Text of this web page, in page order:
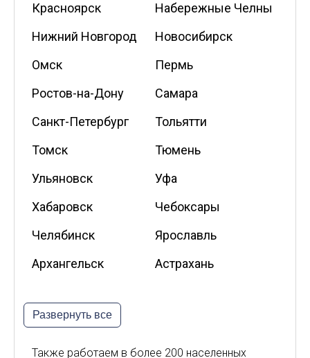
Красноярск
Набережные Челны
Нижний Новгород
Новосибирск
Омск
Пермь
Ростов-на-Дону
Самара
Санкт-Петербург
Тольятти
Томск
Тюмень
Ульяновск
Уфа
Хабаровск
Чебоксары
Челябинск
Ярославль
Архангельск
Астрахань
Калининград
Киров
Курск
Развернуть все
Также работаем в более 200 населенных